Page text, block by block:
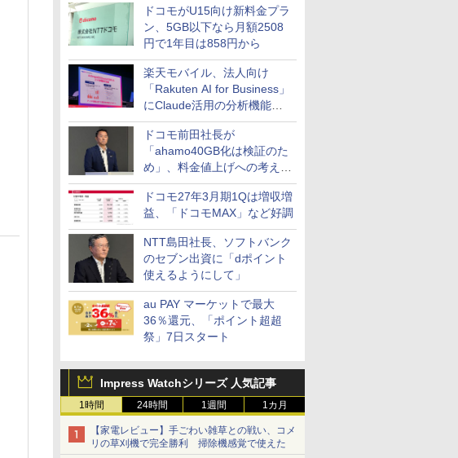
ドコモがU15向け新料金プラ
ン、5GB以下なら月額2508
円で1年目は858円から
楽天モバイル、法人向け
「Rakuten AI for Business」
にClaude活用の分析機能な
どを追加
ドコモ前田社長が
「ahamo40GB化は検証のた
め」、料金値上げへの考え方
にも言及
ドコモ27年3月期1Qは増収増
益、「ドコモMAX」など好調
NTT島田社長、ソフトバンク
のセブン出資に「dポイント
使えるようにして」
au PAY マーケットで最大
36％還元、「ポイント超超
祭」7日スタート
Impress Watchシリーズ 人気記事
1時間 24時間 1週間 1カ月
【家電レビュー】手ごわい雑草との戦い、コメ
リの草刈機で完全勝利 掃除機感覚で使えた